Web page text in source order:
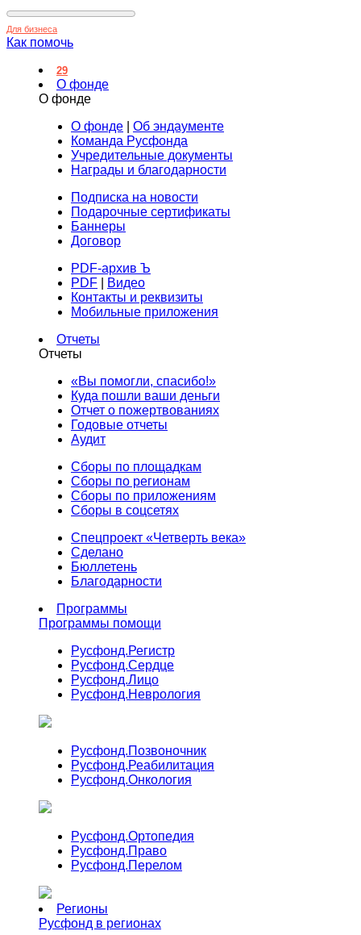
Для бизнеса
Как помочь
29
О фонде
О фонде
О фонде
Об эндаументе
Команда Русфонда
Учредительные документы
Награды и благодарности
Подписка на новости
Подарочные сертификаты
Баннеры
Договор
PDF-архив Ъ
PDF
Видео
Контакты и реквизиты
Мобильные приложения
Отчеты
Отчеты
«Вы помогли, спасибо!»
Куда пошли ваши деньги
Отчет о пожертвованиях
Годовые отчеты
Аудит
Сборы по площадкам
Сборы по регионам
Сборы по приложениям
Сборы в соцсетях
Спецпроект «Четверть века»
Сделано
Бюллетень
Благодарности
Программы
Программы помощи
Русфонд.Регистр
Русфонд.Сердце
Русфонд.Лицо
Русфонд.Неврология
Русфонд.Позвоночник
Русфонд.Реабилитация
Русфонд.Онкология
Русфонд.Ортопедия
Русфонд.Право
Русфонд.Перелом
Регионы
Русфонд в регионах